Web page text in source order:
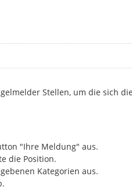
Stellen, um die sich
"Ihre Meldung" aus.
die Position.
Kategorien aus.